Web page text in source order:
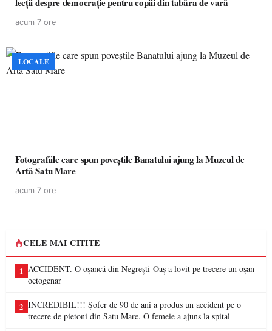
acum 7 ore
LOCALE
Fotografiile care spun poveștile Banatului ajung la Muzeul de
Artă Satu Mare
acum 7 ore
CELE MAI CITITE
1 ACCIDENT. O oșancă din Negrești-Oaș a lovit pe trecere un oșan
octogenar
2 INCREDIBIL!!! Șofer de 90 de ani a produs un accident pe o
trecere de pietoni din Satu Mare. O femeie a ajuns la spital